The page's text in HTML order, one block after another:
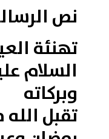
نص
تهنئة
السلام
وبركاته
تقبل